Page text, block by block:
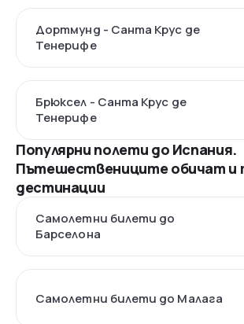
Дортмунд - Санта Крус де
Тенерифе
Брюксел - Санта Крус де
Тенерифе
Популярни полети до Испания.
Пътешествениците обичат и
дестинации
Самолетни билети до
Барселона
Самолетни билети до Малага